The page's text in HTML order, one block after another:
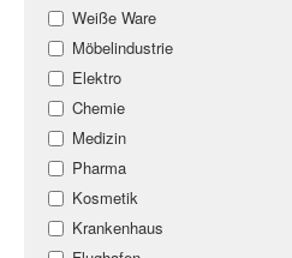
Weiße Ware
Möbelindustrie
Elektro
Chemie
Medizin
Pharma
Kosmetik
Krankenhaus